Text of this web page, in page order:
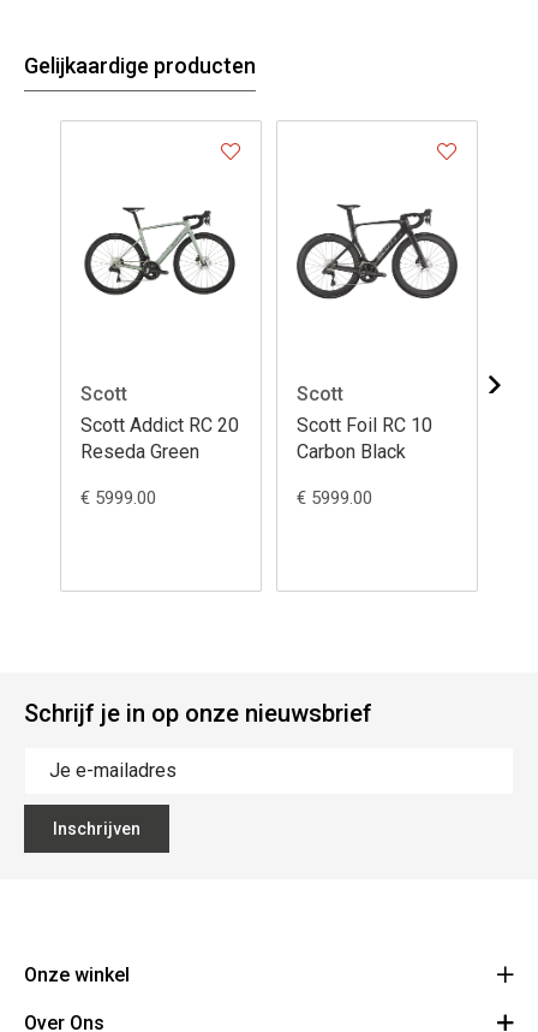
Gelijkaardige producten
Scott
Scott Addict RC 20
Reseda Green
€ 5999.00
Scott
Scott Foil RC 10
Carbon Black
€ 5999.00
Schrijf je in op onze nieuwsbrief
Inschrijven
Onze winkel
Grand Départ
Over Ons